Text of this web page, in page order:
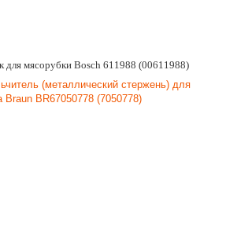
для мясорубки Bosch 611988 (00611988)